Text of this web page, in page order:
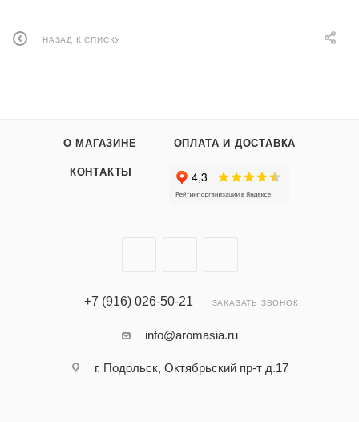
НАЗАД К СПИСКУ
О МАГАЗИНЕ ОПЛАТА И ДОСТАВКА
КОНТАКТЫ
+7 (916) 026-50-21 ЗАКАЗАТЬ ЗВОНОК
info@aromasia.ru
г. Подольск, Октябрьский пр-т д.17